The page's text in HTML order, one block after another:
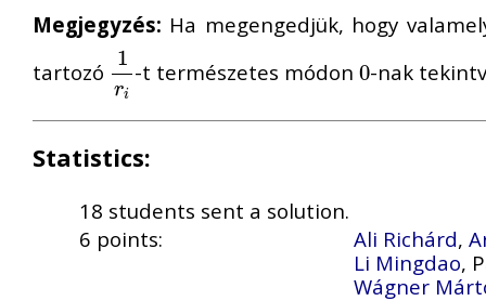
Megjegyzés: Ha megengedjük, hogy
tartozó
1
ri
1ri-t természetes módon0
0-nak
Statistics:
18 students sent a solution.
6 points:
Ali Richárd,
Li Mingdao,
Wágner